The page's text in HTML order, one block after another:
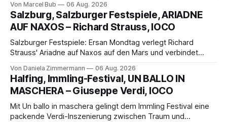
eine bildgewaltige Inszenierung, Maxime Pascal entfaltet
die komplexe Partitur eindrucksvoll, Philippe Sly berührt als
Franziskus.
Von Marcel Bub 06 Aug. 2026
Salzburg, Salzburger Festspiele, ARIADNE
AUF NAXOS – Richard Strauss, IOCO
Salzburger Festspiele: Ersan Mondtag verlegt Richard
Strauss' Ariadne auf Naxos auf den Mars und verbindet
Aufführung mit starken Solisten und den Wiener
Philharmonikern, szenisch bleibt der zweite Akt jedoch
hinter den Erwartungen zurück.
Von Daniela Zimmermann 06 Aug. 2026
Halfing, Immling-Festival, UN BALLO IN
MASCHERA – Giuseppe Verdi, IOCO
Mit Un ballo in maschera gelingt dem Immling Festival eine
packende Verdi-Inszenierung zwischen Traum und